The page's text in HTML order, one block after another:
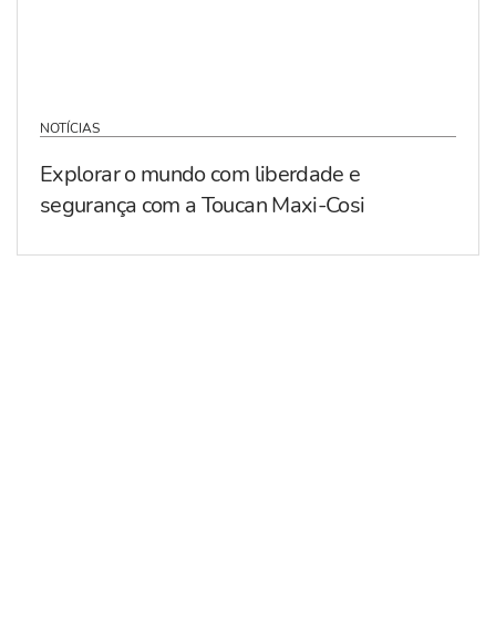
NOTÍCIAS
Explorar o mundo com liberdade e
segurança com a Toucan Maxi-Cosi